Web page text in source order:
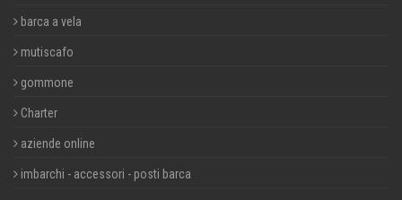
barca a vela
mutiscafo
gommone
Charter
aziende online
imbarchi - accessori - posti barca